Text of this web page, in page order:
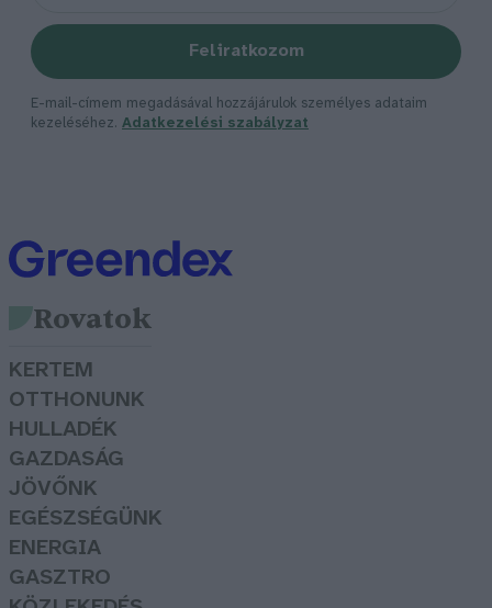
Feliratkozom
E-mail-címem megadásával hozzájárulok személyes adataim
kezeléséhez. Adatkezelési szabályzat
Rovatok
KERTEM
OTTHONUNK
HULLADÉK
GAZDASÁG
JÖVŐNK
EGÉSZSÉGÜNK
ENERGIA
GASZTRO